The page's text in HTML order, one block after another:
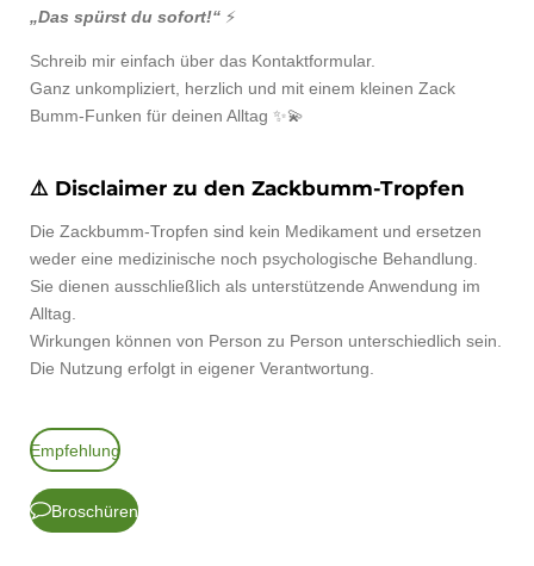
„Das spürst du sofort!“ ⚡
Schreib mir einfach über das Kontaktformular.
Ganz unkompliziert, herzlich und mit einem kleinen Zack
Bumm-Funken für deinen Alltag ✨💫
⚠️ Disclaimer zu den Zackbumm-Tropfen
Die Zackbumm-Tropfen sind kein Medikament und ersetzen
weder eine medizinische noch psychologische Behandlung.
Sie dienen ausschließlich als unterstützende Anwendung im
Alltag.
Wirkungen können von Person zu Person unterschiedlich sein.
Die Nutzung erfolgt in eigener Verantwortung.
Empfehlung
Broschüren